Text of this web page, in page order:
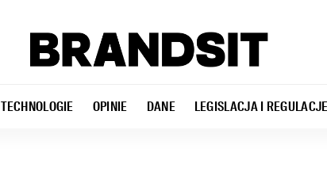
TECHNOLOGIE OPINIE DANE LEGISLACJA I